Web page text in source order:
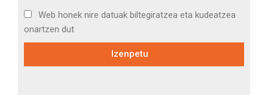
Web honek nire datuak biltegiratzea eta kudeatzea
onartzen dut
Izenpetu